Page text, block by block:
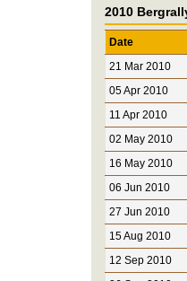
2010
Date
21 Mar 2010
05 Apr 2010
11 Apr 2010
02 May 2010
16 May 2010
06 Jun 2010
27 Jun 2010
15 Aug 2010
12 Sep 2010